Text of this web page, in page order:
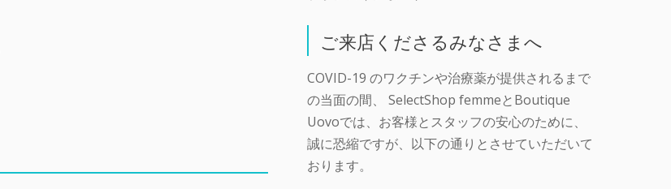
ご来店くださるみなさまへ
COVID-19 のワクチンや治療薬が提供されるまで
の当面の間、 SelectShop femmeとBoutique
Uovoでは、お客様とスタッフの安心のために、
誠に恐縮ですが、以下の通りとさせていただいて
おります。